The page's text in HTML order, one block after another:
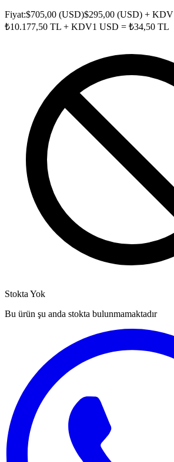
Fiyat:$705,00 (USD)$295,00 (USD) + KDV
₺10.177,50 TL + KDV1 USD = ₺34,50 TL
Stokta Yok
Bu ürün şu anda stokta bulunmamaktadır